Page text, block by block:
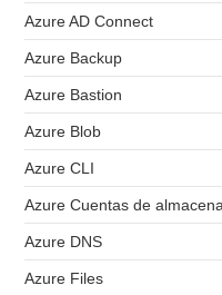
Azure AD Connect
Azure Backup
Azure Bastion
Azure Blob
Azure CLI
Azure Cuentas de
Azure DNS
Azure Files